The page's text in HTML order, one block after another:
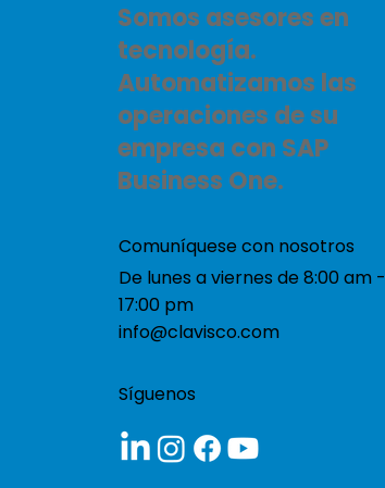
Somos asesores en
tecnología.
Automatizamos las
operaciones de su
empresa con SAP
Business One.
Comuníquese con nosotros
De lunes a viernes de 8:00 am -
17:00 pm
info@clavisco.com
Síguenos